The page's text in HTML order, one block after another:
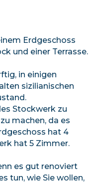
Erdgeschoss
und einer Terrasse.
in einigen
sizilianischen
Stockwerk zu
machen, da es
hat 4
hat 5 Zimmer.
es gut renoviert
tun, wie Sie wollen,